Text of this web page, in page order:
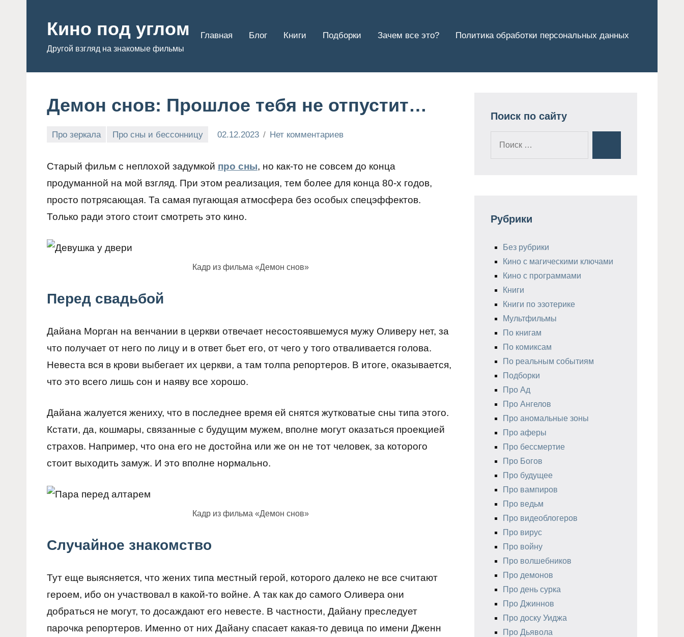
содержимому
Кино под углом
Другой взгляд на знакомые фильмы
Главная Блог Книги Подборки Зачем все это? Политика обработки персональных данных
Демон снов: Прошлое тебя не отпустит…
Про зеркала Про сны и бессонницу 02.12.2023
Admin
Нет комментариев
Старый фильм с неплохой задумкой про сны, но как-то не совсем до конца
продуманной на мой взгляд. При этом реализация, тем более для конца 80-х годов,
просто потрясающая. Та самая пугающая атмосфера без особых спецэффектов.
Только ради этого стоит смотреть это кино.
Кадр из фильма «Демон снов»
Перед свадьбой
Дайана Морган на венчании в церкви отвечает несостоявшемуся мужу Оливеру нет, за
что получает от него по лицу и в ответ бьет его, от чего у того отваливается голова.
Невеста вся в крови выбегает их церкви, а там толпа репортеров. В итоге, оказывается,
что это всего лишь сон и наяву все хорошо.
Дайана жалуется жениху, что в последнее время ей снятся жутковатые сны типа этого.
Кстати, да, кошмары, связанные с будущим мужем, вполне могут оказаться проекцией
страхов. Например, что она его не достойна или же он не тот человек, за которого
стоит выходить замуж. И это вполне нормально.
Кадр из фильма «Демон снов»
Случайное знакомство
Тут еще выясняется, что жених типа местный герой, которого далеко не все считают
героем, ибо он участвовал в какой-то войне. А так как до самого Оливера они
добраться не могут, то досаждают его невесте. В частности, Дайану преследует
парочка репортеров. Именно от них Дайану спасает какая-то девица по имени Дженн
Поиск по сайту
Рубрики
Без рубрики
Кино с магическими ключами
Кино с программами
Книги
Книги по эзотерике
Мультфильмы
По книгам
По комиксам
По реальным событиям
Подборки
Про Ад
Про Ангелов
Про аномальные зоны
Про аферы
Про бессмертие
Про Богов
Про будущее
Про вампиров
Про ведьм
Про видеоблогеров
Про вирус
Про войну
Про волшебников
Про демонов
Про день сурка
Про Джиннов
Про доску Уиджа
Про Дьявола